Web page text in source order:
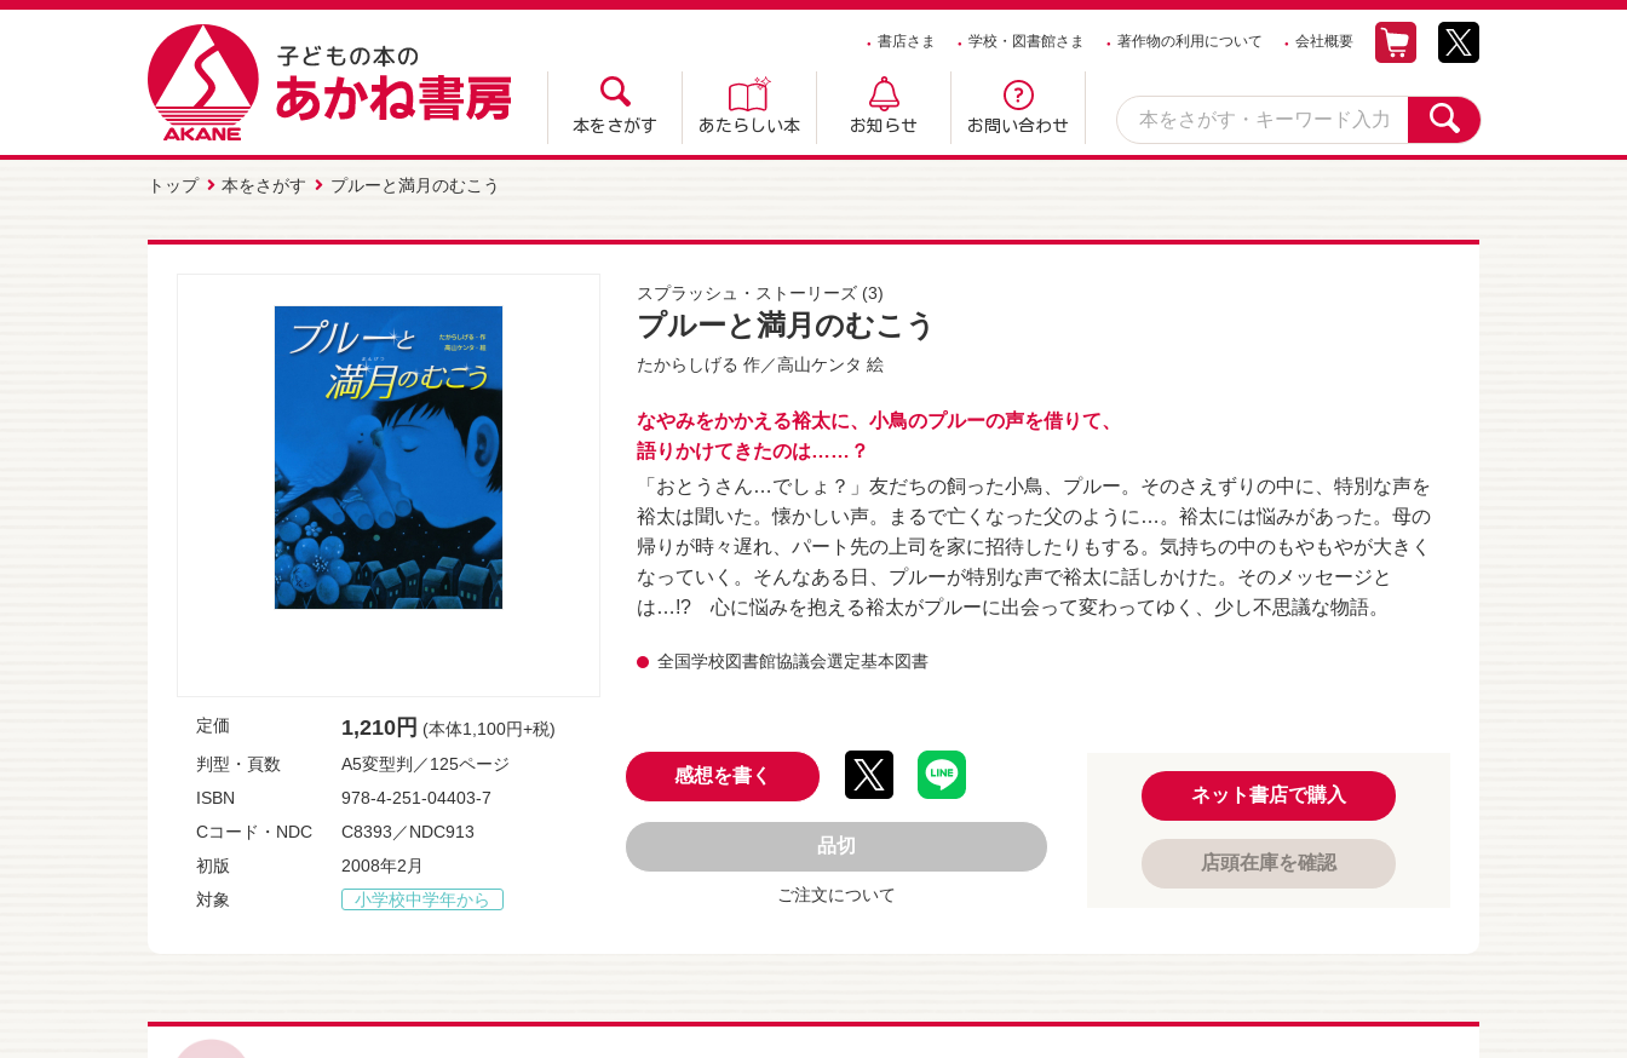
書店さま 学校・図書館さま 著作物の利用について 会社概要
本をさがす あたらしい本 お知らせ お問い合わせ
トップ 本をさがす プルーと満月のむこう
スプラッシュ・ストーリーズ (3)
プルーと満月のむこう
たからしげる 作／高山ケンタ 絵
なやみをかかえる裕太に、小鳥のプルーの声を借りて、
語りかけてきたのは……？
「おとうさん…でしょ？」友だちの飼った小鳥、プルー。そのさえずりの中に、特別な声を
裕太は聞いた。懐かしい声。まるで亡くなった父のように…。裕太には悩みがあった。母の
帰りが時々遅れ、パート先の上司を家に招待したりもする。気持ちの中のもやもやが大きく
なっていく。そんなある日、プルーが特別な声で裕太に話しかけた。そのメッセージと
は…!? 心に悩みを抱える裕太がプルーに出会って変わってゆく、少し不思議な物語。
全国学校図書館協議会選定基本図書
感想を書く
品切
ご注文について
定価 1,210円 (本体1,100円+税)
判型・頁数
A5変型判／125ページ
ISBN
978-4-251-04403-7
Cコード・NDC
C8393／NDC913
初版
2008年2月
対象
小学校中学年から
ネット書店で購入
店頭在庫を確認